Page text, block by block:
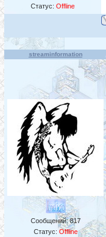
Статус: Offline
streaminformation
Сообщений:817
Статус: Offline